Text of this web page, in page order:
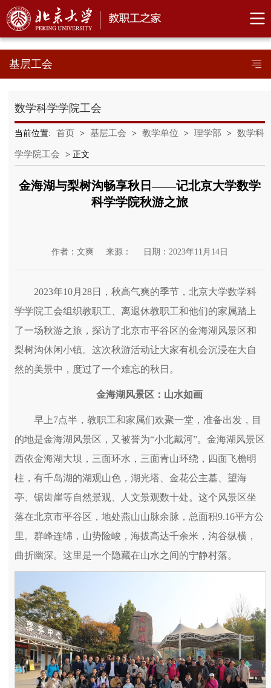
基层工会
数学科学学院工会
当前位置: 首页 > 基层工会 > 教学单位 > 理学部 > 数学科
学学院工会 > 正文
金海湖与梨树沟畅享秋日——记北京大学数学
科学学院秋游之旅
作者：文爽 来源： 日期：2023年11月14日
2023年10月28日，秋高气爽的季节，北京大学数学科
学学院工会组织教职工、离退休教职工和他们的家属踏上
了一场秋游之旅，探访了北京市平谷区的金海湖风景区和
梨树沟休闲小镇。这次秋游活动让大家有机会沉浸在大自
然的美景中，度过了一个难忘的秋日。
金海湖风景区：山水如画
早上7点半，教职工和家属们欢聚一堂，准备出发，目
的地是金海湖风景区，又被誉为“小北戴河”。金海湖风景区
西依金海湖大坝，三面环水，三面青山环绕，四面飞檐明
柱，有千岛湖的湖观山色，湖光塔、金花公主墓、望海
亭、锯齿崖等自然景观、人文景观数十处。这个风景区坐
落在北京市平谷区，地处燕山山脉余脉，总面积9.16平方公
里。群峰连绵，山势险峻，海拔高达千余米，沟谷纵横，
曲折幽深。这里是一个隐藏在山水之间的宁静村落。